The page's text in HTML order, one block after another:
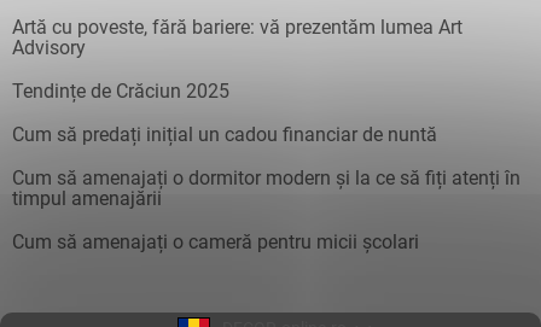
Artă cu poveste, fără bariere: vă prezentăm lumea Art
Advisory
Tendințe de Crăciun 2025
Cum să predați inițial un cadou financiar de nuntă
Cum să amenajați o dormitor modern și la ce să fiți atenți în
timpul amenajării
Cum să amenajați o cameră pentru micii școlari